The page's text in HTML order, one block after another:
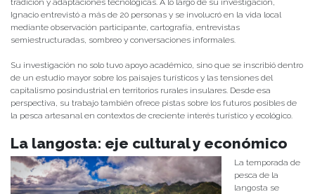
tradición y adaptaciones tecnológicas. A lo largo de su investigación,
Ignacio entrevistó a más de 20 personas y se involucró en la vida local
mediante observación participante, cartografía, entrevistas
semiestructuradas, sombreo y conversaciones informales.
Su investigación no solo tuvo apoyo académico, sino que se inscribió dentro
de un estudio mayor sobre los paisajes turísticos y las tensiones del
capitalismo posindustrial en territorios rurales insulares. Desde esa
perspectiva, su trabajo también ofrece pistas sobre los futuros posibles de
la pesca artesanal en contextos de creciente interés turístico y ecológico.
La langosta: eje cultural y económico
La temporada de
pesca de la
langosta se